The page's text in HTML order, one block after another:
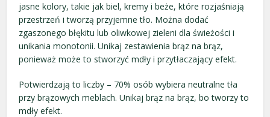
jasne kolory, takie jak biel, kremy i beże, które rozjaśniają
przestrzeń i tworzą przyjemne tło. Można dodać
zgaszonego błękitu lub oliwkowej zieleni dla świeżości i
unikania monotonii. Unikaj zestawienia brąz na brąz,
ponieważ może to stworzyć mdły i przytłaczający efekt.
Potwierdzają to liczby – 70% osób wybiera neutralne tła
przy brązowych meblach. Unikaj brąz na brąz, bo tworzy to
mdły efekt.